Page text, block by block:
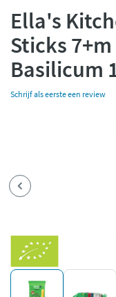
Ella's
Sticks
Basilicum
Schrijf als eerste een review